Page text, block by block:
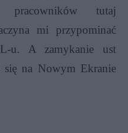
tutaj
mi przypominać
u. A zamykanie ust
się na Nowym Ekranie